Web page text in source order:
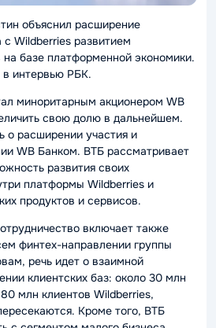
объяснил расширение
с Wildberries развитием
базе платформенной экономики.
интервью РБК.
миноритарным акционером WB
свою долю в дальнейшем.
о расширении участия и
WB Банком. ВТБ рассматривает
развития своих
платформы Wildberries и
продуктов и сервисов.
включает также
финтех-направлении группы
речь идет о взаимной
клиентских баз: около 30 млн
млн клиентов Wildberries,
Кроме того, ВТБ